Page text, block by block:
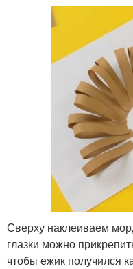
Сверху наклеиваем
глазки можно
чтобы ежик получился